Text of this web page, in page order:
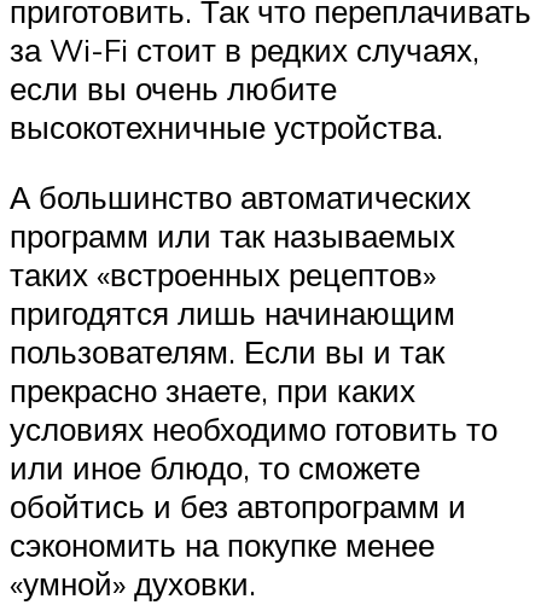
приготовить. Так что переплачивать
за Wi-Fi стоит в редких случаях,
если вы очень любите
высокотехничные устройства.
А большинство автоматических
программ или так называемых
таких «встроенных рецептов»
пригодятся лишь начинающим
пользователям. Если вы и так
прекрасно знаете, при каких
условиях необходимо готовить то
или иное блюдо, то сможете
обойтись и без автопрограмм и
сэкономить на покупке менее
«умной» духовки.